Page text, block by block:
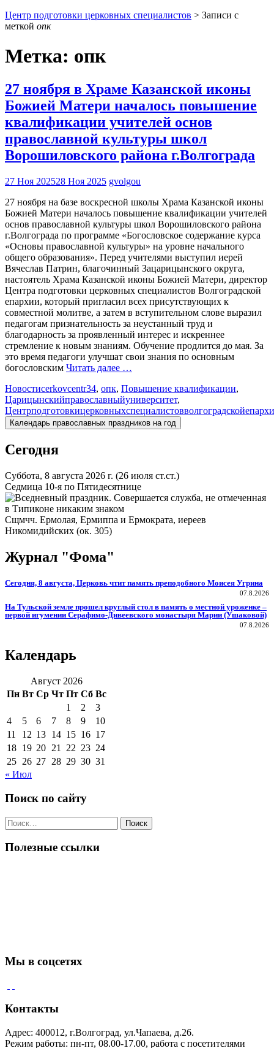
Центр подготовки церковных специалистов > Записи с
меткой опк
Метка: опк
27 ноября в Храме Казанской иконы
Божией Матери началось повышение
квалификации учителей основ
православной культуры школ
Ворошиловского района г.Волгограда
27 Ноя 202528 Ноя 2025 gvolgou
27 ноября на базе воскресной школы Храма Казанской иконы
Божией Матери началось повышение квалификации учителей
основ православной культуры школ Ворошиловского района
г.Волгограда по программе «Богословское содержание курса
«Основы православной культуры» на уровне начального
общего образования». Перед учителями выступил иерей
Вячеслав Патрин, благочинный Зацарицынского округа,
настоятель Храма Казанской иконы Божией Матери, директор
Центра подготовки церковных специалистов Волгоградской
епархии, который пригласил всех присутствующих к
совместной молитве, а затем в вступительном слове выразил
педагогам признательность за неустанный труд и
благодарность за проявленный интерес и искреннее
стремление к новым знаниям. Обучение продлится до мая. За
это время педагоги улучшат свои знания по основным
богословским Читать далее …
Новостиcerkovcentr34, опк, Повышение квалификации,
Царицынскийправославныйуниверситет,
Календарь православных праздников на год
Сегодня
Суббота, 8 августа 2026 г. (26 июля ст.ст.)
Седмица 10-я по Пятидесятнице
Сщмчч. Ермолая, Ермиппа и Ермократа, иереев
Никомидийских (ок. 305)
Журнал "Фома"
Сегодня, 8 августа, Церковь чтит память преподобного Моисея Угрина
07.8.2026
На Тульской земле прошел круглый стол в память о местной уроженке –
первой игумении Серафимо-Дивеевского монастыря Марии (Ушаковой)
07.8.2026
Календарь
Август 2026
Пн Вт Ср Чт Пт Сб Вс
1
2
3
4
5 6 7 8 9
10
11
12 13 14 15 16 17
18 19 20 21 22 23 24
25 26 27 28 29 30 31
« Июл
Поиск по сайту
Поиск
по:
Полезные ссылки
Мы в соцсетях
Контакты
Адрес: 400012, г.Волгоград, ул.Чапаева, д.26.
Режим работы: пн-пт, 08.00-17.00, работа с посетителями